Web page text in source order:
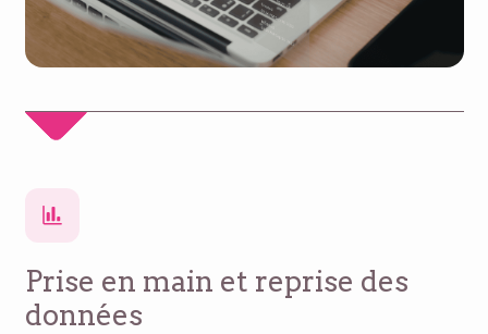
Prise en main et reprise des
données